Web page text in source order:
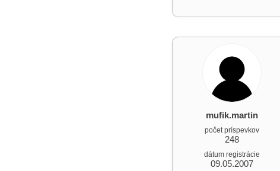
mufik.martin
počet príspevkov
248
dátum registrácie
09.05.2007